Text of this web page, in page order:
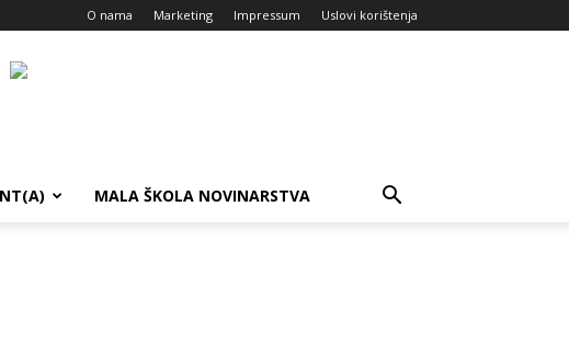
O nama Marketing Impressum Uslovi korištenja
MALA ŠKOLA NOVINARSTVA